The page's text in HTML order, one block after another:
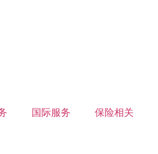
国际服务 保险相关